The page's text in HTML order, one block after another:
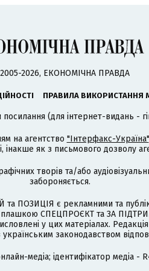
2026, ЕКОНОМІЧНА ПРАВДА
ПРАВИЛА ВИКОРИСТАННЯ
(для інтернет-видань -
на агентство "Інтерфакс-Україна"
як з письмового дозволу
творів та/або
забороняється.
ПОЗИЦІЯ є рекламними та
плашкою СПЕЦПРОЄКТ та ЗА
у цих матеріалах.
законодавством
медіа; ідентифікатор медіа -